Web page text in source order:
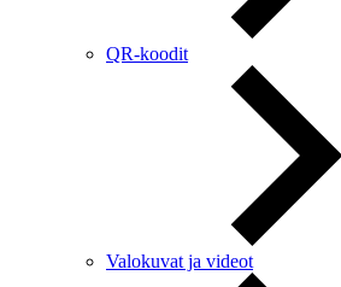
QR-koodit
Valokuvat ja videot